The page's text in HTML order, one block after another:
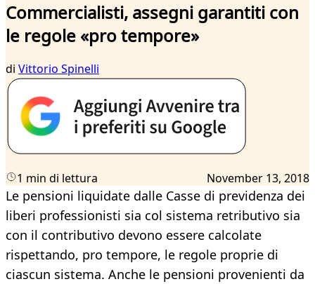
Commercialisti, assegni garantiti con
le regole «pro tempore»
di Vittorio Spinelli
1 min di lettura November 13, 2018
Le pensioni liquidate dalle Casse di previdenza dei
liberi professionisti sia col sistema retributivo sia
con il contributivo devono essere calcolate
rispettando, pro tempore, le regole proprie di
ciascun sistema. Anche le pensioni provenienti da